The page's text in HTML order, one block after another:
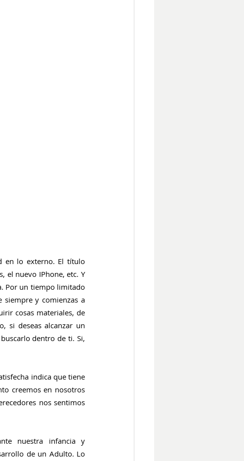
en lo externo. El título
el nuevo IPhone, etc. Y
Por un tiempo limitado
y comienzas a
cosas materiales, de
si deseas alcanzar un
dentro de ti. Si,
indica que tiene
creemos en nosotros
nos sentimos
nuestra infancia y
de un Adulto. Lo